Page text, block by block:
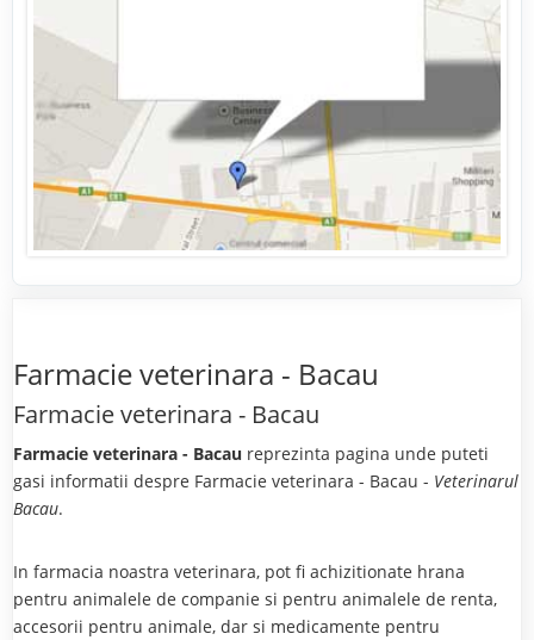
Farmacie veterinara - Bacau
Farmacie veterinara - Bacau
Farmacie veterinara - Bacau reprezinta pagina unde puteti
gasi informatii despre Farmacie veterinara - Bacau - Veterinarul
Bacau.
In farmacia noastra veterinara, pot fi achizitionate hrana
pentru animalele de companie si pentru animalele de renta,
accesorii pentru animale, dar si medicamente pentru